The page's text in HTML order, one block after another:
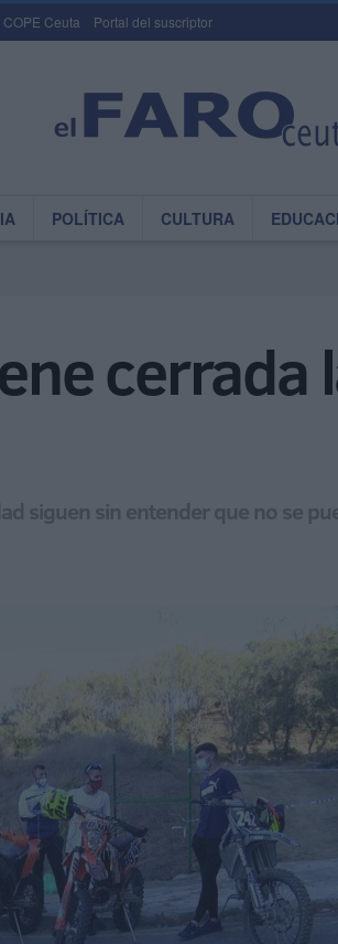
COPE Ceuta Portal del suscriptor
POLÍTICA CULTURA
cerrada
siguen sin entender que no se